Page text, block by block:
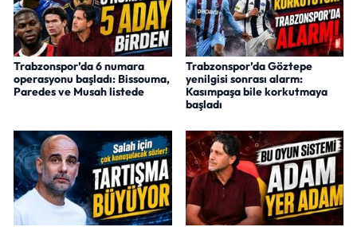
Trabzonspor’da 6 numara
operasyonu başladı: Bissouma,
Paredes ve Musah listede
Trabzonspor’da Göztepe
yenilgisi sonrası alarm:
Kasımpaşa bile korkutmaya
başladı